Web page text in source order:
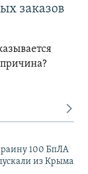
заказов
100 БпЛА
из Крыма